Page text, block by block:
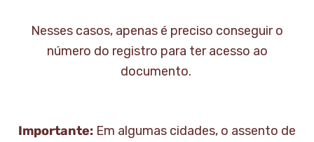
Nesses casos, apenas é preciso conseguir o
número do registro para ter acesso ao
documento.
Importante: Em algumas cidades, o assento de